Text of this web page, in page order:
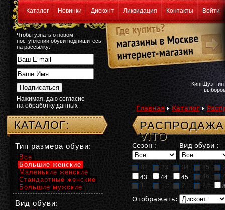
Каталог Новинки Дисконт Ликвидация Контакты Войти
Чтобы узнать о новом
поступлении обуви подпишитесь
на рассылку:
Нажимая, даю согласие
на обработку данных
КингШуз -
Главная Каталог
VITO
Сезон : Вид обуви :
32 33 34 35
43
44 45 46
1
1,5 2 2,5
Отображать:
КАТАЛОГ:
Тип размера обуви:
Все
Большие женские
Маленькие женские
Стандартные женские
Большие мужские
Вид обуви: